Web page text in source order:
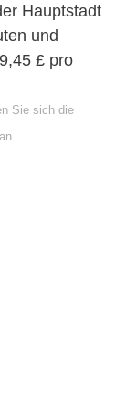
Hauptstadt
und
£ pro
Sie sich die